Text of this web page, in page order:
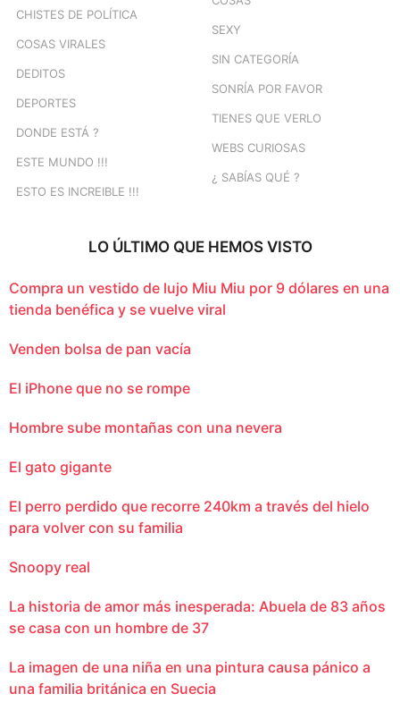
CHISTES DE POLÍTICA
COSAS VIRALES
DEDITOS
DEPORTES
DONDE ESTÁ ?
ESTE MUNDO !!!
ESTO ES INCREIBLE !!!
SEXY
SIN CATEGORÍA
SONRÍA POR FAVOR
TIENES QUE VERLO
WEBS CURIOSAS
¿ SABÍAS QUÉ ?
LO ÚLTIMO QUE HEMOS VISTO
Compra un vestido de lujo Miu Miu por 9 dólares en una
tienda benéfica y se vuelve viral
Venden bolsa de pan vacía
El iPhone que no se rompe
Hombre sube montañas con una nevera
El gato gigante
El perro perdido que recorre 240km a través del hielo
para volver con su familia
Snoopy real
La historia de amor más inesperada: Abuela de 83 años
se casa con un hombre de 37
La imagen de una niña en una pintura causa pánico a
una familia británica en Suecia